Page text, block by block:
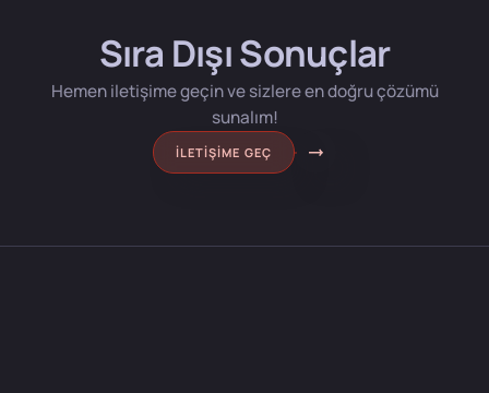
Sıra Dışı Sonuçlar
Hemen iletişime geçin ve sizlere en doğru çözümü
sunalım!
İLETIŞIME GEÇ